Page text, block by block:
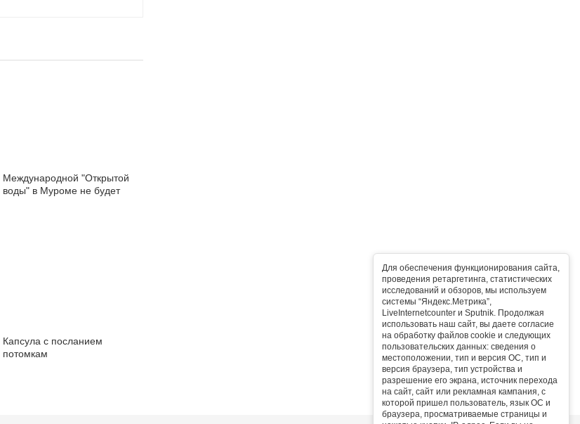
Для обеспечения функционирования сайта,
проведения ретаргетинга, статистических
исследований и обзоров, мы используем
системы “Яндекс.Метрика”,
LiveInternetcounter и Sputnik. Продолжая
использовать наш сайт, вы даете согласие
на обработку файлов cookie и следующих
пользовательских данных: сведения о
местоположении, тип и версия ОС, тип и
версия браузера, тип устройства и
разрешение его экрана, источник перехода
на сайт, сайт или рекламная кампания, с
которой пришел пользователь, язык ОС и
браузера, просматриваемые страницы и
Международной "Открытой
воды" в Муроме не будет
Капсула с посланием
потомкам